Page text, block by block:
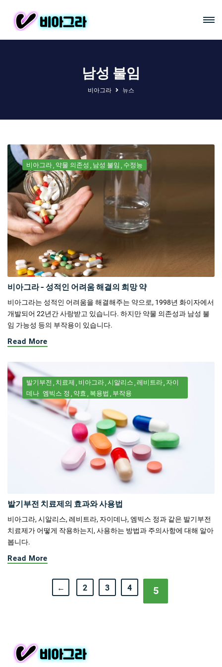
남성 불임
비아그라 뉴스
비아그라 약물 의존성 남성 불임 수정능
비아그라 - 성적인 어려움 해결의 희망 약
비아그라는 성적인 어려움을 해결해주는 약으로, 1998년 화이자에서
개발되어 22년간 사랑받고 있습니다. 하지만 약물 의존성과 남성 불
임 가능성 등의 부작용이 있습니다.
Read More
발기부전 치료제 비아그라 시알리스 레비트라 자이
데나 엠빅스 정 약효 복용법 부작용
발기부전 치료제의 효과와 사용법
비아그라, 시알리스, 레비트라, 자이데나, 엠빅스 정과 같은 발기부전
치료제가 어떻게 작용하는지, 사용하는 방법과 주의사항에 대해 알아
봅니다.
Read More
← 2 3 4 5